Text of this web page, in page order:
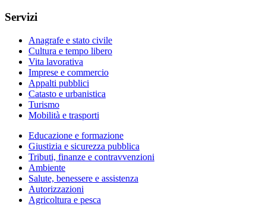
Servizi
Anagrafe e stato civile
Cultura e tempo libero
Vita lavorativa
Imprese e commercio
Appalti pubblici
Catasto e urbanistica
Turismo
Mobilità e trasporti
Educazione e formazione
Giustizia e sicurezza pubblica
Tributi, finanze e contravvenzioni
Ambiente
Salute, benessere e assistenza
Autorizzazioni
Agricoltura e pesca